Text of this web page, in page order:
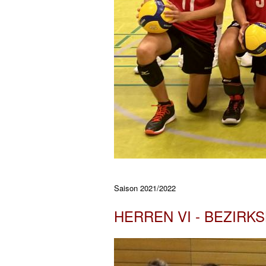
Saison 2021/2022
HERREN VI -